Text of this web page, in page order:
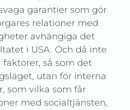
garantier som gör
relationer med
avhängiga det
i USA. Och då inte
faktorer, så som det
utan för interna
som vilka som får
med socialtjänsten,